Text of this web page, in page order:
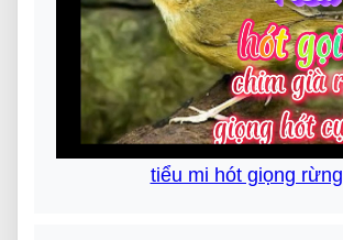
tiểu mi hót giọng rừng